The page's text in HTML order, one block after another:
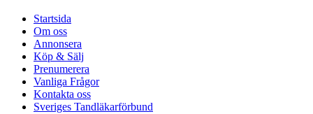
Startsida
Om oss
Annonsera
Köp & Sälj
Prenumerera
Vanliga Frågor
Kontakta oss
Sveriges Tandläkarförbund